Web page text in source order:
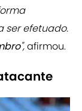
ser efetuado.
",afirmou.